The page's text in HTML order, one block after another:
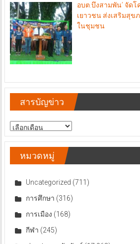
อบต.บึงสามพัน’​ จัดโ
เยาวชน ส่งเสริมสุข
ในชุมชน
สารบัญข่าว
สารบัญ
ข่าว
หมวดหมู่
Uncategorized (711)
การศึกษา (316)
การเมือง (168)
กีฬา (245)